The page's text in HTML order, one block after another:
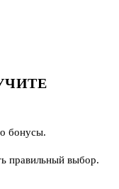
бонусы.
правильный выбор.